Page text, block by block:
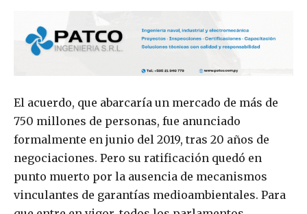
El acuerdo, que abarcaría un mercado de más de
750 millones de personas, fue anunciado
formalmente en junio del 2019, tras 20 años de
negociaciones. Pero su ratificación quedó en
punto muerto por la ausencia de mecanismos
vinculantes de garantías medioambientales. Para